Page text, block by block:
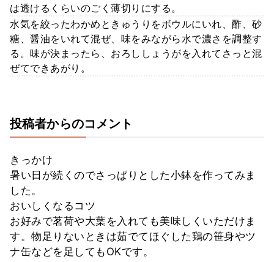
は透けるくらいのごく薄切りにする。
水気を絞ったわかめときゅうりをボウルにいれ、酢、砂
糖、醤油をいれて混ぜ、味をみながら水で濃さを調整す
る。味が決まったら、おろししょうがを入れてさっと混
ぜてできあがり。
投稿者からのコメント
きっかけ
暑い日が続くのでさっぱりとした小鉢を作ってみま
した。
おいしくなるコツ
お好みで茗荷や大葉を入れても美味しくいただけま
す。物足りないときは茹でてほぐした鶏の笹身やツ
ナ缶などを足してもOKです。